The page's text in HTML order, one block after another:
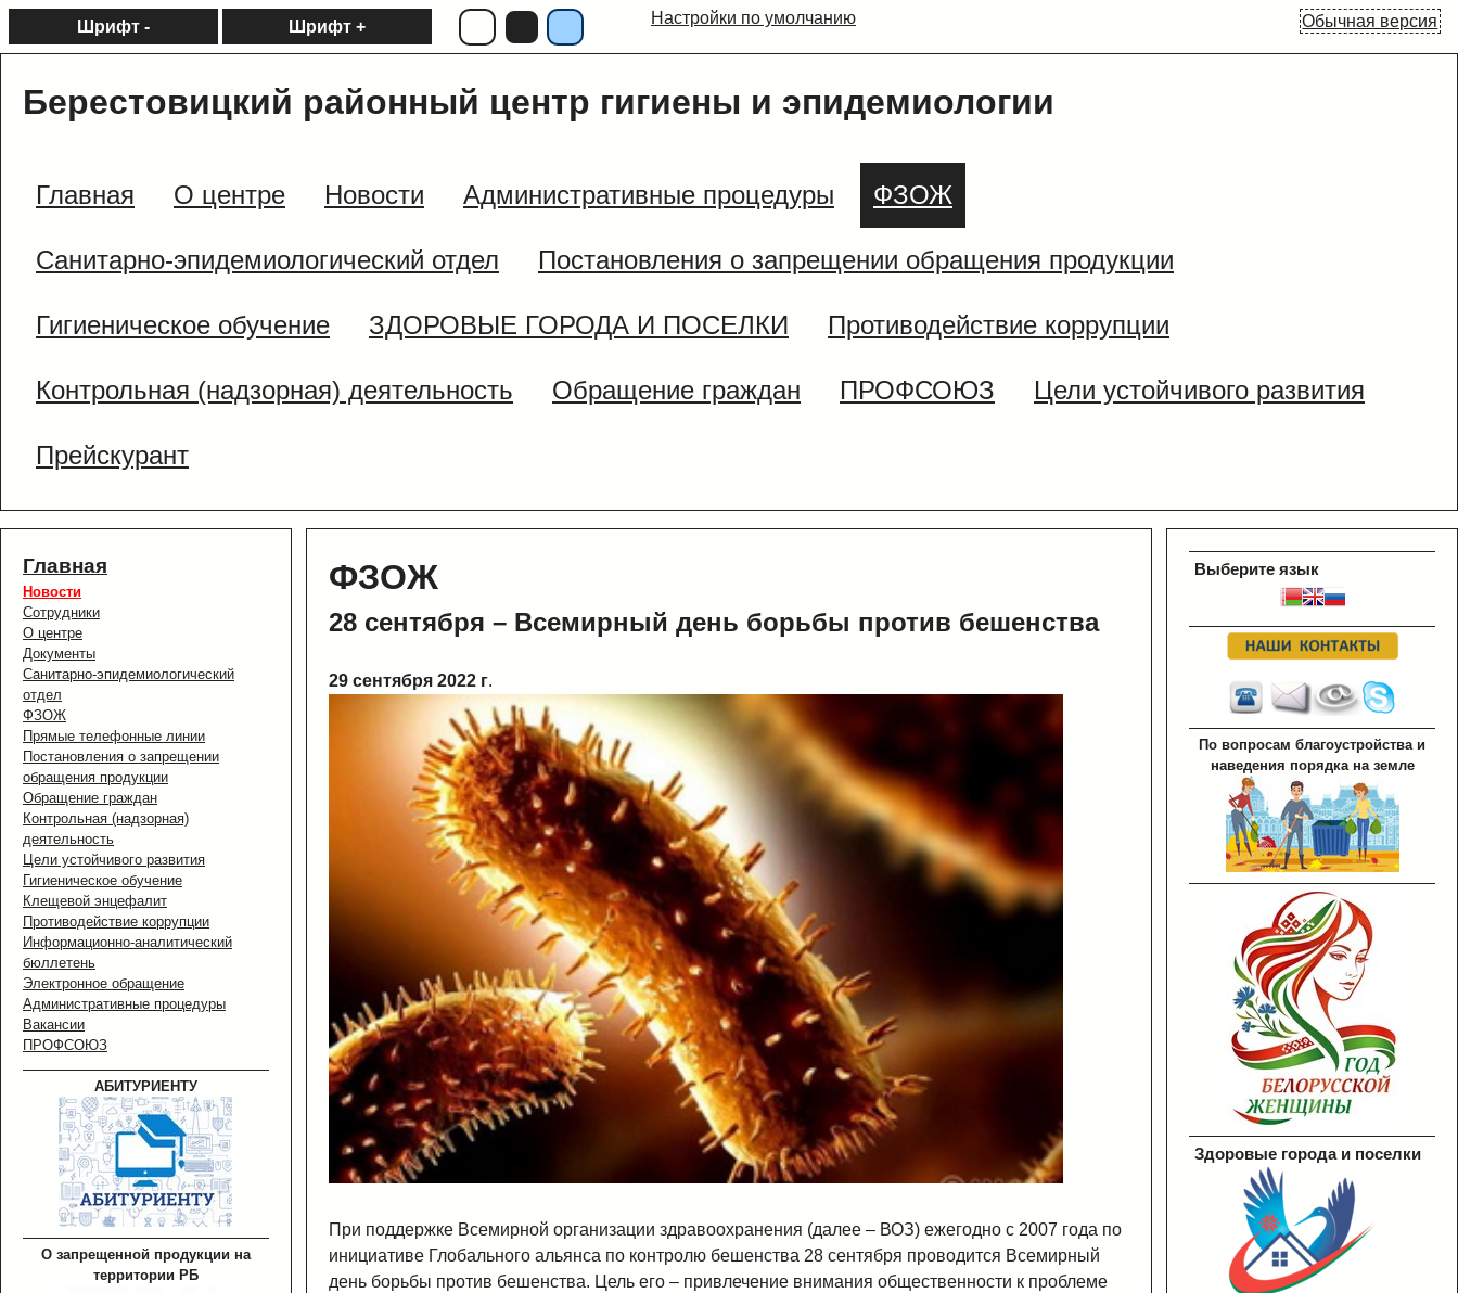
Обычная версия
Шрифт - Шрифт + Настройки по умолчанию
Берестовицкий районный центр гигиены и эпидемиологии
Главная О центре Новости Административные процедуры ФЗОЖ
Санитарно-эпидемиологический отдел Постановления о запрещении обращения продукции
Гигиеническое обучение ЗДОРОВЫЕ ГОРОДА И ПОСЕЛКИ Противодействие коррупции
Контрольная (надзорная) деятельность Обращение граждан ПРОФСОЮЗ Цели устойчивого развития
Прейскурант
Главная
Новости
Сотрудники
О центре
Документы
Санитарно-эпидемиологический
отдел
ФЗОЖ
Прямые телефонные линии
Постановления о запрещении
обращения продукции
Обращение граждан
Контрольная (надзорная)
деятельность
Цели устойчивого развития
Гигиеническое обучение
Клещевой энцефалит
Противодействие коррупции
Информационно-аналитический
бюллетень
Электронное обращение
Административные процедуры
Вакансии
ПРОФСОЮЗ
АБИТУРИЕНТУ
О запрещенной продукции на
территории РБ
ФЗОЖ
28 сентября – Всемирный день борьбы против бешенства
29 сентября 2022 г.
При поддержке Всемирной организации здравоохранения (далее – ВОЗ) ежегодно с 2007 года по
инициативе Глобального альянса по контролю бешенства 28 сентября проводится Всемирный
день борьбы против бешенства. Цель его – привлечение внимания общественности к проблеме
Выберите язык
По вопросам благоустройства и
наведения порядка на земле
Здоровые города и поселки